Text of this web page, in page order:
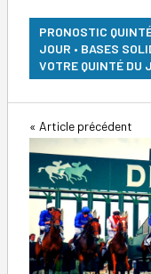
PRONOSTIC
JOUR • BASES
VOTRE QUINTÉ DU
Navigation
de
l’article
Article précédent